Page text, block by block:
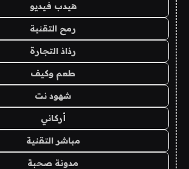
هيدب فيديو
رمح التقنية
رذاذ التجارة
طعم وكيف
شهود نت
أركاني
مباشر التقنية
مدونة صحبة